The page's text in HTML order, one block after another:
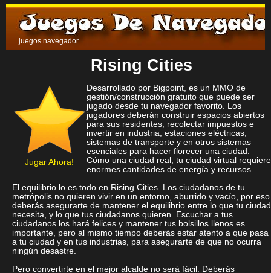
juegos navegador
Rising Cities
Jugar Ahora!
Desarrollado por Bigpoint, es un MMO de
gestión/construcción gratuito que puede ser
jugado desde tu navegador favorito. Los
jugadores deberán construir espacios abiertos
para sus residentes, recolectar impuestos e
invertir en industria, estaciones eléctricas,
sistemas de transporte y en otros sistemas
esenciales para hacer florecer una ciudad.
Cómo una ciudad real, tu ciudad virtual requiere
enormes cantidades de energía y recursos.
El equilibrio lo es todo en Rising Cities. Los ciudadanos de tu
metrópolis no quieren vivir en un entorno, aburrido y vacío, por eso
deberás asegurarte de mantener el equilibrio entre lo que tu ciudad
necesita, y lo que tus ciudadanos quieren. Escuchar a tus
ciudadanos los hará felices y mantener tus bolsillos llenos es
importante, pero al mismo tiempo deberás estar atento a que pasa
a tu ciudad y en tus industrias, para asegurarte de que no ocurra
ningún desastre.
Pero convertirte en el mejor alcalde no será fácil. Deberás